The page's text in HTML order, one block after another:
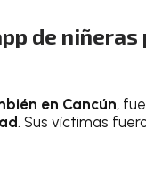
de
en Cancún,
. Sus víctimas